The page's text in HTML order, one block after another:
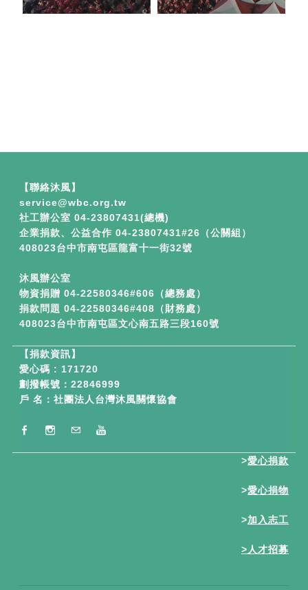
【聯絡沐風】
service​@wbc.org.tw
社工辦公室 04-23807431(總機)
企業捐款、公益合作 04-23807431#26（公關組）
408023台中市南屯區龍富十一街32號
沐風辦公室
物資捐贈 04-22580346#606（總務處）
捐款問題 04-22580346#408（財務處）
408023台中市南屯區文心南五路三段160號
【捐款資訊】
愛心碼 : 171720
劃撥帳號：22846999
戶 名：社團法人台灣沐風關懷協會
>愛心捐款
>愛心捐物
>加入志工
>人才招募